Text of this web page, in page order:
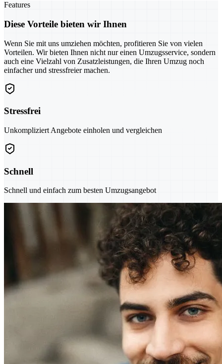
Features
Diese Vorteile bieten wir Ihnen
Wenn Sie mit uns umziehen möchten, profitieren Sie von vielen
Vorteilen. Wir bieten Ihnen nicht nur einen Umzugsservice, sondern
auch eine Vielzahl von Zusatzleistungen, die Ihren Umzug noch
einfacher und stressfreier machen.
Stressfrei
Unkompliziert Angebote einholen und vergleichen
Schnell
Schnell und einfach zum besten Umzugsangebot